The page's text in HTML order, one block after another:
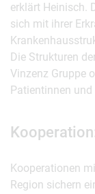
erklärt Heinisch.
sich mit ihrer
Die Strukturen
Vinzenz Gruppe
Patientinnen und
Kooperationen
Region sichern